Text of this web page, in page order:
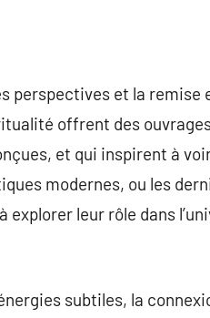
perspectives et la remise
offrent des
et qui inspirent à
modernes, ou les
leur rôle dans
subtiles, la